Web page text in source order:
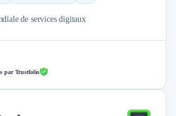
de services digitaux
par Trustfolio